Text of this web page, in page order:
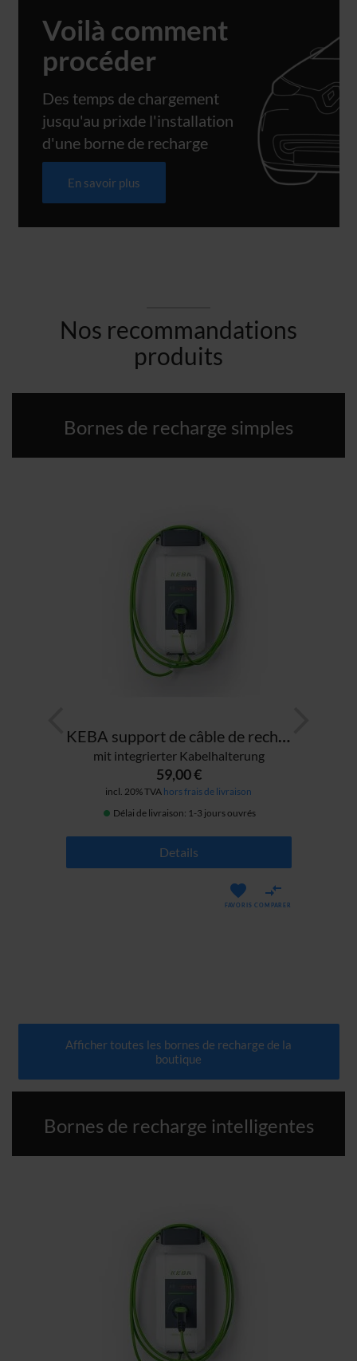
Voilà comment
procéder
Des temps de chargement
jusqu'au prixde l'installation
d'une borne de recharge
En savoir plus
Nos recommandations
produits
Bornes de recharge simples
KEBA support de câble de recharge en haut
mit integrierter Kabelhalterung
59,00 €
incl. 20% TVA hors frais de livraison
Délai de livraison: 1-3 jours ouvrés
Details
FAVORIS COMPARER
Afficher toutes les bornes de recharge de la
boutique
Bornes de recharge intelligentes